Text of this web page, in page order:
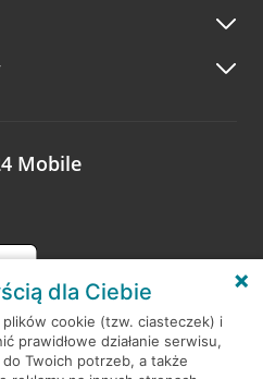
Mobile
dla Ciebie
cookie (tzw. ciasteczek) i
prawidłowe działanie serwisu,
Twoich potrzeb, a także